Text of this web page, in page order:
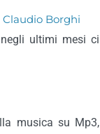
Claudio Borghi
ultimi mesi ci
musica su Mp3,